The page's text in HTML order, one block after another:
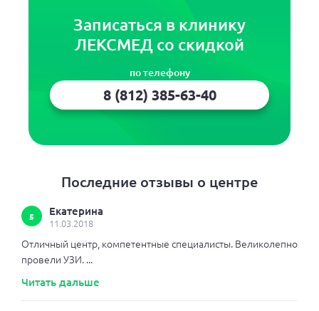
Записаться в клинику
ЛЕКСМЕД со скидкой
по телефону
8 (812) 385-63-40
Последние отзывы о центре
5 Екатерина
11.03.2018
Отличный центр, компетентные специалисты. Великолепно
провели УЗИ. ...
Читать дальше